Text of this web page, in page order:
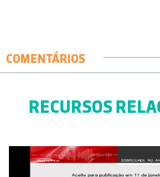
COMENTÁRIOS
RECURSOS